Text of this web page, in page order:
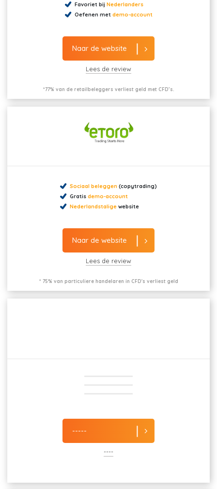
Favoriet bij Nederlanders
Oefenen met demo-account
Naar de website
Lees de review
*77% van de retailbeleggers verliest geld met CFD’s.
Sociaal beleggen (copytrading)
Gratis demo-account
Nederlandstalige website
Naar de website
Lees de review
* 75% van particuliere handelaren in CFD's verliest geld
-----
----